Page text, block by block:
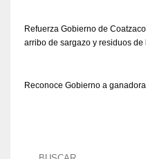
Refuerza Gobierno de
arribo de sargazo y residuos
Reconoce Gobierno a